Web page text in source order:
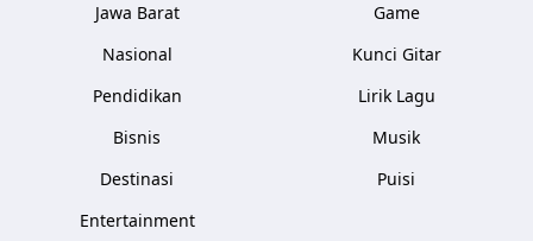
Jawa Barat
Nasional
Pendidikan
Bisnis
Destinasi
Entertainment
Game
Kunci Gitar
Lirik Lagu
Musik
Puisi